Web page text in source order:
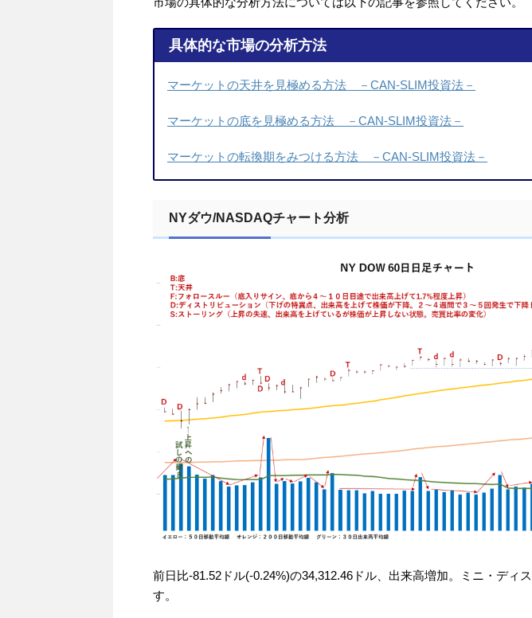
具体的な市場の分析方法
マーケットの天井を見極める方法 －CAN-SLIM投資法－
マーケットの底を見極める方法 －CAN-SLIM投資法－
マーケットの転換期をみつける方法 －CAN-SLIM投資法－
NYダウ/NASDAQチャート分析
前日比-81.52ドル(-0.24%)の34,312.46ドル、出来高増加。ミニ・ディ
す。